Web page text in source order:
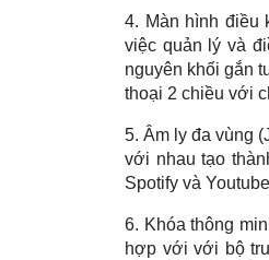
4. Màn hình điều
việc quản lý và
nguyên khối gắn
thoại 2 chiều với
5. Âm ly đa vùng
với nhau tạo
Spotify và
6. Khóa thông
hợp với với bộ